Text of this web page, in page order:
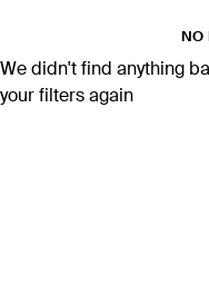
NO
We didn't find anything
your filters again